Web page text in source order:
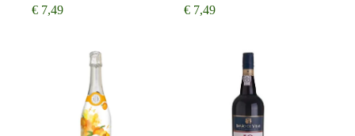
€ 7,49
€ 7,49